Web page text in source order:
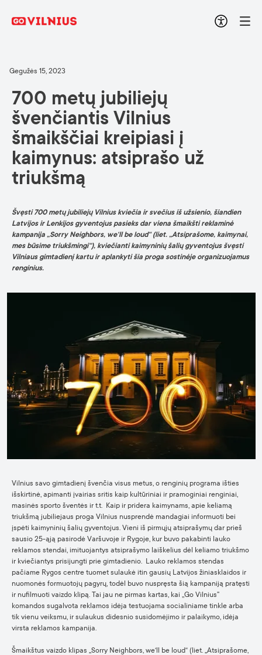
Gegužės 15, 2023
700 metų jubiliejų
švenčiantis Vilnius
šmaikščiai kreipiasi į
kaimynus: atsiprašo už
triukšmą
Švęsti 700 metų jubiliejų Vilnius kviečia ir svečius iš užsienio, šiandien
Latvijos ir Lenkijos gyventojus pasieks dar viena šmaikšti reklaminė
kampanija „Sorry Neighbors, we‘ll be loud“ (liet. „Atsiprašome, kaimynai,
mes būsime triukšmingi“), kviečianti kaimyninių šalių gyventojus švęsti
Vilniaus gimtadienį kartu ir aplankyti šia proga sostinėje organizuojamus
renginius.
Vilnius savo gimtadienį švenčia visus metus, o renginių programa išties
išskirtinė, apimanti įvairias sritis kaip kultūriniai ir pramoginiai renginiai,
masinės sporto šventės ir t.t. Kaip ir pridera kaimynams, apie keliamą
triukšmą jubiliejaus proga Vilnius nusprendė mandagiai informuoti bei
įspėti kaimyninių šalių gyventojus. Vieni iš pirmųjų atsiprašymų dar prieš
sausio 25-ąją pasirodė Varšuvoje ir Rygoje, kur buvo pakabinti lauko
reklamos stendai, imituojantys atsiprašymo laiškelius dėl keliamo triukšmo
ir kviečiantys prisijungti prie gimtadienio. Lauko reklamos stendas
pačiame Rygos centre tuomet sulaukė itin gausių Latvijos žiniasklaidos ir
nuomonės formuotojų pagyrų, todėl buvo nuspręsta šią kampaniją pratęsti
ir nufilmuoti vaizdo klipą. Tai jau ne pirmas kartas, kai ,,Go Vilnius”
komandos sugalvota reklamos idėja testuojama socialiniame tinkle arba
tik vienu veiksmu, ir sulaukus didesnio susidomėjimo ir palaikymo, idėja
virsta reklamos kampanija.
Šmaikštus vaizdo klipas „Sorry Neighbors, we‘ll be loud“ (liet. „Atsiprašome,